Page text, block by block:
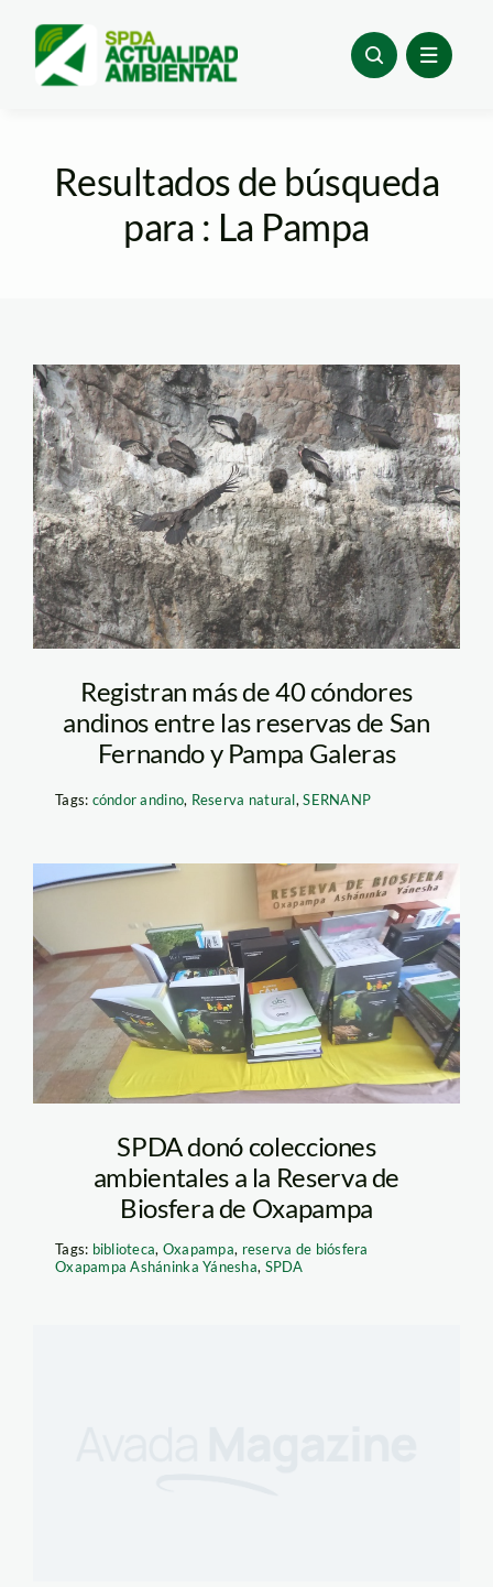
content
Resultados de búsqueda
para : La Pampa
WhatsApp Image
2022-06-19 at
3.32.34 PM
Registran más de 40 cóndores
andinos entre las reservas de San
Fernando y Pampa Galeras
Tags: cóndor andino, Reserva natural,SERNANP
SPDA DONA LIBROS
RESERVA
OXAPAMPA FOTO9.
SPDA donó colecciones
ambientales a la Reserva de
Biosfera de Oxapampa
Tags: biblioteca, Oxapampa, reserva de biósfera
Oxapampa Asháninka Yánesha, SPDA